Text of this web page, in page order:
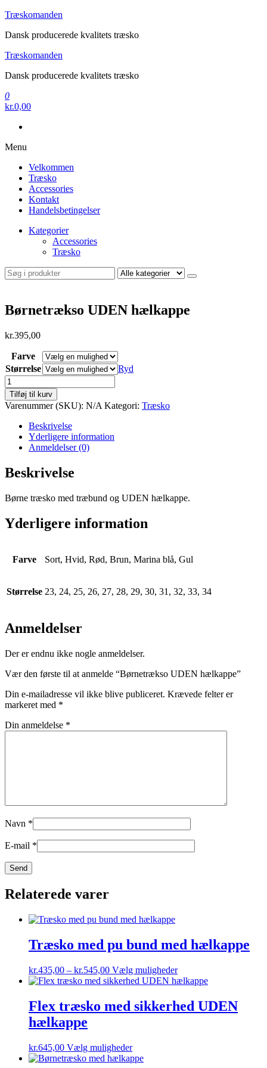
Videre
indhold
Træskomanden
Dansk producerede kvalitets træsko
Træskomanden
Dansk producerede kvalitets træsko
0
kr.0,00
Menu
Velkommen
Træsko
Accessories
Kontakt
Handelsbetingelser
Kategorier
Accessories
Træsko
Børnetrækso UDEN hælkappe
kr.395,00
Farve
Størrelse
Ryd
Børnetrækso
UDEN
hælkappe
antal
Tilføj til kurv
Varenummer (SKU): N/A Kategori: Træsko
Beskrivelse
Yderligere information
Anmeldelser (0)
Beskrivelse
Børne træsko med træbund og UDEN hælkappe.
Yderligere information
Farve Sort, Hvid, Rød, Brun, Marina blå, Gul
Størrelse 23, 24, 25, 26, 27, 28, 29, 30, 31, 32, 33, 34
Anmeldelser
Der er endnu ikke nogle anmeldelser.
Vær den første til at anmelde “Børnetrækso UDEN hælkappe”
Din e-mailadresse vil ikke blive publiceret. Krævede felter er
markeret med *
Din anmeldelse *
Navn *
E-mail *
Relaterede varer
Træsko med pu bund med hælkappe
kr.435,00 – kr.545,00Prisinterval:
kr.435,00
kr.545,00
Vælg mulighederDette
vare
flere
varianter.
Flex træsko med sikkerhed UDEN
hælkappe
kr.645,00 Vælg mulighederDette
vare